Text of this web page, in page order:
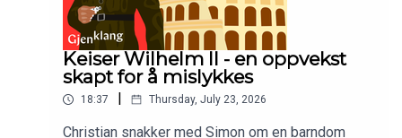
Keiser Wilhelm II - en oppvekst
skapt for å mislykkes
18:37 Thursday, July 23, 2026
Christian snakker med Simon om en barndom